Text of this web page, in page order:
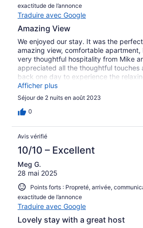
exactitude de l’annonce
Traduire avec Google
Amazing View
We enjoyed our stay. It was the
amazing view, comfortable apartment,
very thoughtful hospitality from Mike
appreciated all the thoughtful touches
back one day to experience the
experience again. Thank you Mike.
Afficher plus
Séjour de 2 nuits en août 2023
0
Avis vérifié
10/10 – Excellent
Meg G.
28 mai 2025
Points forts : Propreté, arrivée,
exactitude de l’annonce
Traduire avec Google
Lovely stay with a great host